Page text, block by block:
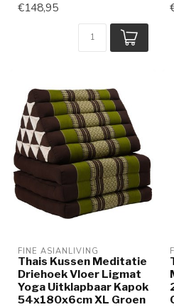
€148,95
FINE ASIANLIVING
Thais Kussen Meditatie
Driehoek Vloer Ligmat
Yoga Uitklapbaar Kapok
54x180x6cm XL Groen